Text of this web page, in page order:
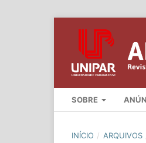
SOBRE
INÍCIO / ARQUIVOS